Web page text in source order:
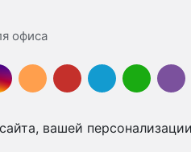
офиса
вашей